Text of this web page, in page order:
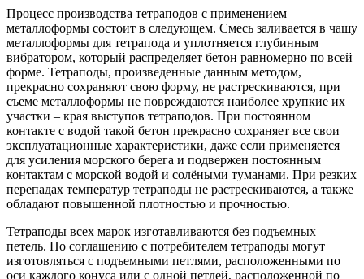
Процесс производства тетраподов с применением
металлоформы состоит в следующем. Смесь заливается в чашу
металлоформы для тетрапода и уплотняется глубинным
вибратором, который распределяет бетон равномерно по всей
форме. Тетраподы, произведенные данным методом,
прекрасно сохраняют свою форму, не растрескиваются, при
съеме металлоформы не повреждаются наиболее хрупкие их
участки – края выступов тетраподов. При постоянном
контакте с водой такой бетон прекрасно сохраняет все свои
эксплуатационные характеристики, даже если применяется
для усиления морского берега и подвержен постоянным
контактам с морской водой и солёными туманами. При резких
перепадах температур тетраподы не растрескиваются, а также
обладают повышенной плотностью и прочностью.
Тетраподы всех марок изготавливаются без подъемных
петель. По соглашению с потребителем тетраподы могут
изготовляться с подъемными петлями, расположенными по
оси каждого конуса или с одной петлей, расположенной по